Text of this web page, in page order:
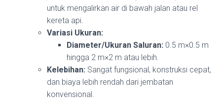
untuk mengalirkan air di bawah jalan atau rel
kereta api.
Variasi Ukuran:
Diameter/Ukuran Saluran: 0.5 m×0.5 m
hingga 2 m×2 m atau lebih.
Kelebihan: Sangat fungsional, konstruksi cepat,
dan biaya lebih rendah dari jembatan
konvensional.